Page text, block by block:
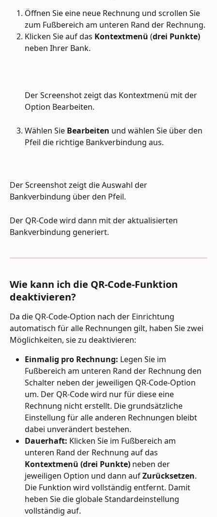
Öffnen Sie eine neue Rechnung und scrollen Sie
zum Fußbereich am unteren Rand der Rechnung.
Klicken Sie auf das Kontextmenü (drei Punkte)
neben Ihrer Bank.
Der Screenshot zeigt das Kontextmenü mit der
Option Bearbeiten.
Wählen Sie Bearbeiten und wählen Sie über den
Pfeil die richtige Bankverbindung aus.
Der Screenshot zeigt die Auswahl der
Bankverbindung über den Pfeil.
Der QR-Code wird dann mit der aktualisierten
Bankverbindung generiert.
Wie kann ich die QR-Code-Funktion
deaktivieren?
Da die QR-Code-Option nach der Einrichtung
automatisch für alle Rechnungen gilt, haben Sie zwei
Möglichkeiten, sie zu deaktivieren:
Einmalig pro Rechnung: Legen Sie im
Fußbereich am unteren Rand der Rechnung den
Schalter neben der jeweiligen QR-Code-Option
um. Der QR-Code wird nur für diese eine
Rechnung nicht erstellt. Die grundsätzliche
Einstellung für alle anderen Rechnungen bleibt
dabei unverändert bestehen.
Dauerhaft: Klicken Sie im Fußbereich am
unteren Rand der Rechnung auf das
Kontextmenü (drei Punkte) neben der
jeweiligen Option und dann auf Zurücksetzen.
Die Funktion wird vollständig entfernt. Damit
heben Sie die globale Standardeinstellung
vollständig auf.